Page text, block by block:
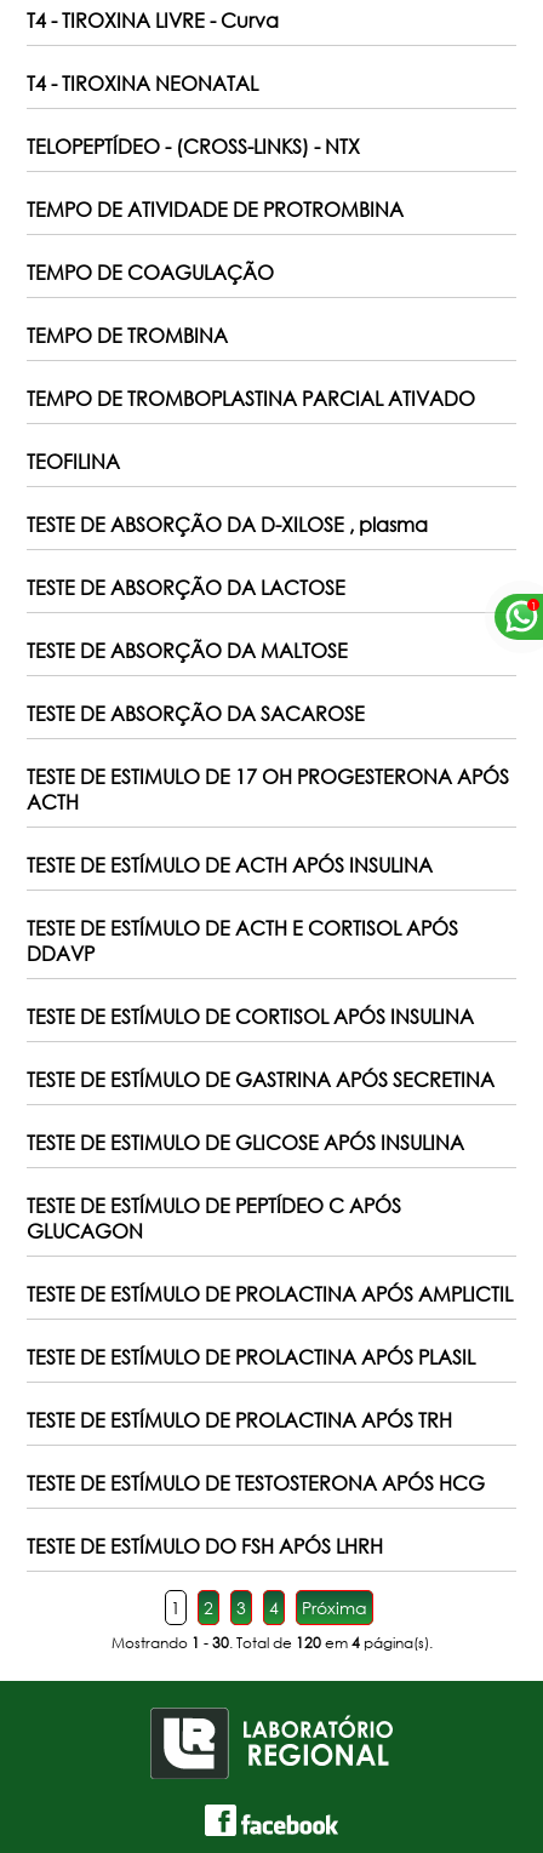
T4 - TIROXINA LIVRE - Curva
T4 - TIROXINA NEONATAL
TELOPEPTÍDEO - (CROSS-LINKS) - NTX
TEMPO DE ATIVIDADE DE PROTROMBINA
TEMPO DE COAGULAÇÃO
TEMPO DE TROMBINA
TEMPO DE TROMBOPLASTINA PARCIAL ATIVADO
TEOFILINA
TESTE DE ABSORÇÃO DA D-XILOSE , plasma
TESTE DE ABSORÇÃO DA LACTOSE
TESTE DE ABSORÇÃO DA MALTOSE
TESTE DE ABSORÇÃO DA SACAROSE
TESTE DE ESTIMULO DE 17 OH PROGESTERONA APÓS
ACTH
TESTE DE ESTÍMULO DE ACTH APÓS INSULINA
TESTE DE ESTÍMULO DE ACTH E CORTISOL APÓS
DDAVP
TESTE DE ESTÍMULO DE CORTISOL APÓS INSULINA
TESTE DE ESTÍMULO DE GASTRINA APÓS SECRETINA
TESTE DE ESTIMULO DE GLICOSE APÓS INSULINA
TESTE DE ESTÍMULO DE PEPTÍDEO C APÓS
GLUCAGON
TESTE DE ESTÍMULO DE PROLACTINA APÓS AMPLICTIL
TESTE DE ESTÍMULO DE PROLACTINA APÓS PLASIL
TESTE DE ESTÍMULO DE PROLACTINA APÓS TRH
TESTE DE ESTÍMULO DE TESTOSTERONA APÓS HCG
TESTE DE ESTÍMULO DO FSH APÓS LHRH
1 2 3 4 Próxima
Mostrando 1 -30. Total de 120em4página(s).